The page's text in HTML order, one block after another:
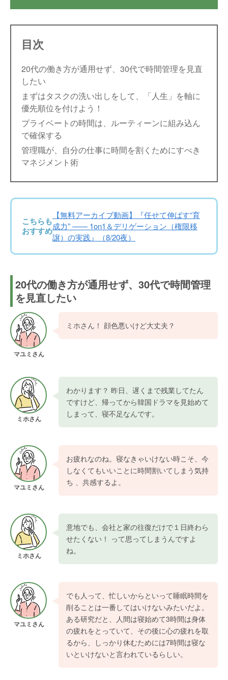
目次
20代の働き方が通用せず、30代で時間管理を見直
したい
まずはタスクの洗い出しをして、「人生」を軸に
優先順位を付けよう！
プライベートの時間は、ルーティーンに組み込ん
で確保する
管理職が、自分の仕事に時間を割くためにすべき
マネジメント術
こちらも
おすすめ
【無料アーカイブ動画】『任せて伸ばす“育
成力” —— 1on1＆デリゲーション（権限移
譲）の実践』（8/20夜）
20代の働き方が通用せず、30代で時間管理
を見直したい
マユミさん
ミホさん！ 顔色悪いけど大丈夫？
ミホさん
わかります？ 昨日、遅くまで残業してたん
ですけど、帰ってから韓国ドラマを見始めて
しまって、寝不足なんです。
マユミさん
お疲れなのね。寝なきゃいけない時こそ、今
しなくてもいいことに時間割いてしまう気持
ち 、共感するよ。
ミホさん
意地でも、会社と家の往復だけで１日終わら
せたくない！ って思ってしまうんですよ
ね。
マユミさん
でも人って、忙しいからといって睡眠時間を
削ることは一番してはいけないみたいだよ。
ある研究だと、人間は寝始めて3時間は身体
の疲れをとっていて、その後に心の疲れを取
るから、しっかり休むためには7時間は寝な
いといけないと言われているらしい。